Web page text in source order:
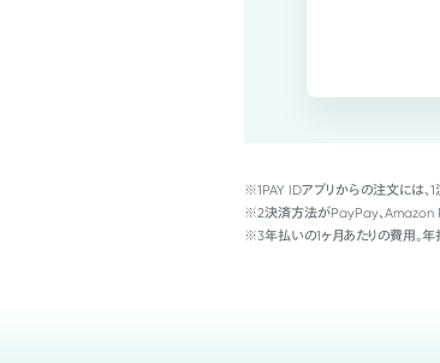
※1PAY IDアプリからの注文には、
※2決済方法がPayPay、Amazon
※3年払いの1ヶ月あたりの費用。年